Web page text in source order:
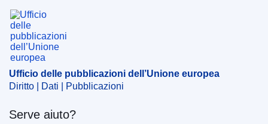
Argomento:
sugli utili
diritto,
OJ : JOC_2009_044_R_0006_01
Ufficio delle pubblicazioni dell’Unione europea
Ufficio delle pubblicazioni dell’Unione europea
Diritto | Dati | Pubblicazioni
Serve aiuto?